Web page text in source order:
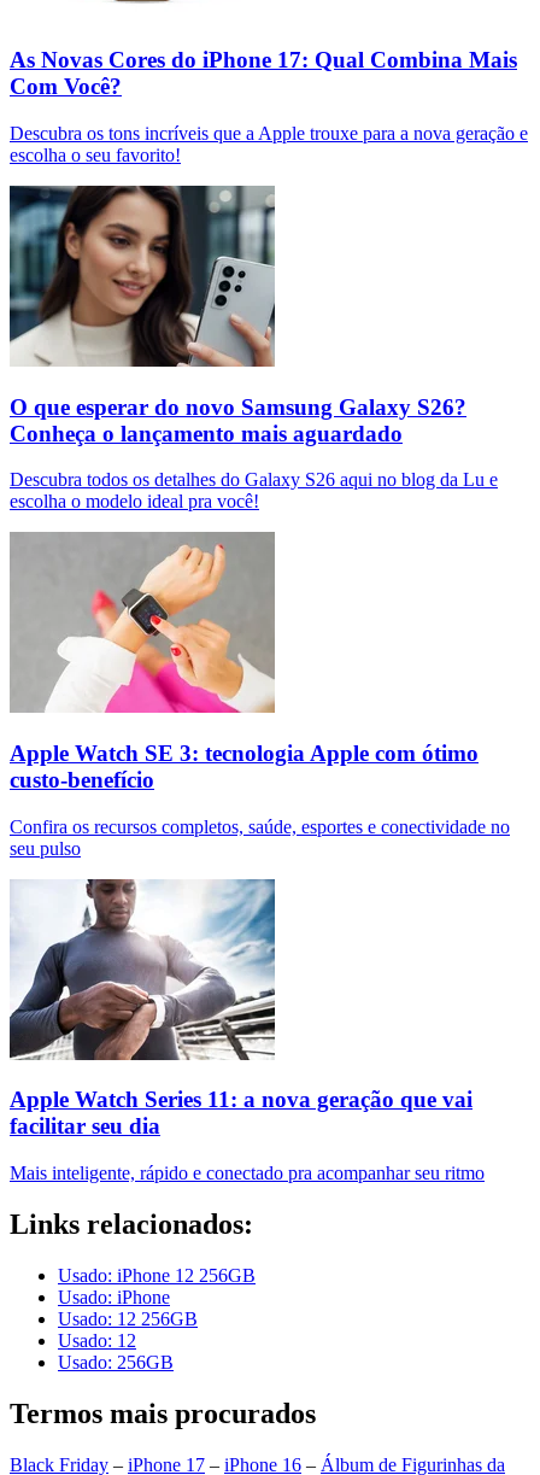
As Novas Cores do iPhone 17: Qual Combina Mais
Com Você?
Descubra os tons incríveis que a Apple trouxe para a nova geração e
escolha o seu favorito!
O que esperar do novo Samsung Galaxy S26?
Conheça o lançamento mais aguardado
Descubra todos os detalhes do Galaxy S26 aqui no blog da Lu e
escolha o modelo ideal pra você!
Apple Watch SE 3: tecnologia Apple com ótimo
custo-benefício
Confira os recursos completos, saúde, esportes e conectividade no
seu pulso
Apple Watch Series 11: a nova geração que vai
facilitar seu dia
Mais inteligente, rápido e conectado pra acompanhar seu ritmo
Links relacionados:
Usado: iPhone 12 256GB
Usado: iPhone
Usado: 12 256GB
Usado: 12
Usado: 256GB
Termos mais procurados
Black Friday – iPhone 17 – iPhone 16 – Álbum de Figurinhas da